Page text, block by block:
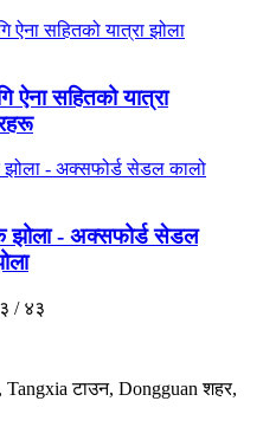
ऐना सहितको यात्रा
झोला - अक्सफोर्ड सेडल
/ ४३
Tangxia टाउन, Dongguan शहर,